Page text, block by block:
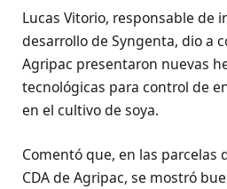
Lucas Vitorio, responsable de
desarrollo de Syngenta, dio a
Agripac presentaron nuevas
tecnológicas para control de
en el cultivo de soya.
Comentó que, en las parcelas
CDA de Agripac, se mostró